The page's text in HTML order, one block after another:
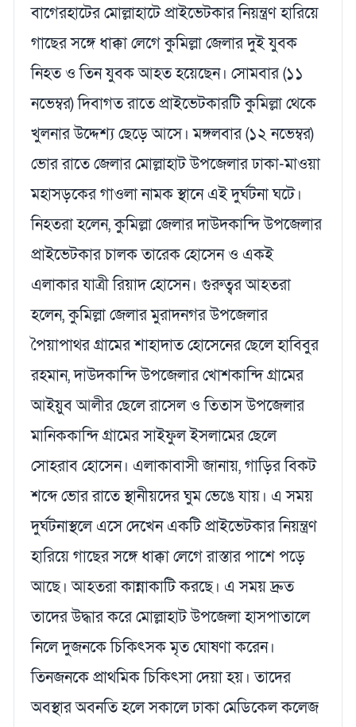
বাগেরহাটের মোল্লাহাটে প্রাইভেটকার নিয়ন্ত্রণ হারিয়ে
গাছের সঙ্গে ধাক্কা লেগে কুমিল্লা জেলার দুই যুবক
নিহত ও তিন যুবক আহত হয়েছেন। সোমবার (১১
নভেম্বর) দিবাগত রাতে প্রাইভেটকারটি কুমিল্লা থেকে
খুলনার উদ্দেশ্য ছেড়ে আসে। মঙ্গলবার (১২ নভেম্বর)
ভোর রাতে জেলার মোল্লাহাট উপজেলার ঢাকা-মাওয়া
মহাসড়কের গাওলা নামক স্থানে এই দুর্ঘটনা ঘটে।
নিহতরা হলেন, কুমিল্লা জেলার দাউদকান্দি উপজেলার
প্রাইভেটকার চালক তারেক হোসেন ও একই
এলাকার যাত্রী রিয়াদ হোসেন। গুরুত্বর আহতরা
হলেন, কুমিল্লা জেলার মুরাদনগর উপজেলার
পৈয়াপাথর গ্রামের শাহাদাত হোসেনের ছেলে হাবিবুর
রহমান, দাউদকান্দি উপজেলার খোশকান্দি গ্রামের
আইয়ুব আলীর ছেলে রাসেল ও তিতাস উপজেলার
মানিককান্দি গ্রামের সাইফুল ইসলামের ছেলে
সোহরাব হোসেন। এলাকাবাসী জানায়, গাড়ির বিকট
শব্দে ভোর রাতে স্থানীয়দের ঘুম ভেঙে যায়। এ সময়
দুর্ঘটনাস্থলে এসে দেখেন একটি প্রাইভেটকার নিয়ন্ত্রণ
হারিয়ে গাছের সঙ্গে ধাক্কা লেগে রাস্তার পাশে পড়ে
আছে। আহতরা কান্নাকাটি করছে। এ সময় দ্রুত
তাদের উদ্ধার করে মোল্লাহাট উপজেলা হাসপাতালে
নিলে দুজনকে চিকিৎসক মৃত ঘোষণা করেন।
তিনজনকে প্রাথমিক চিকিৎসা দেয়া হয়। তাদের
অবস্থার অবনতি হলে সকালে ঢাকা মেডিকেল কলেজ